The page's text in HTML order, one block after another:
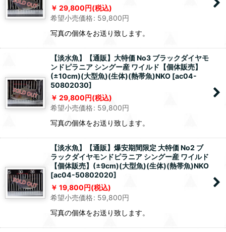
29,800円(税込)
希望小売価格: 59,800円
写真の個体をお送り致します。
【淡水魚】【通販】大特価 No3 ブラックダイヤモ
ンドピラニア シングー産 ワイルド【個体販売】
(±10cm)(大型魚)(生体)(熱帯魚)NKO [ac04-
50802030]
29,800円(税込)
希望小売価格: 59,800円
写真の個体をお送り致します。
【淡水魚】【通販】爆安期間限定 大特価 No2 ブ
ラックダイヤモンドピラニア シングー産 ワイルド
【個体販売】(±9cm)(大型魚)(生体)(熱帯魚)NKO
[ac04-50802020]
19,800円(税込)
希望小売価格: 59,800円
写真の個体をお送り致します。